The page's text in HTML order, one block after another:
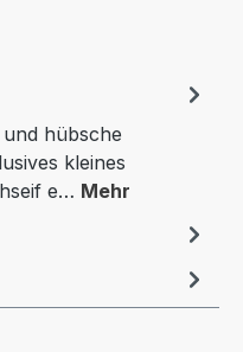
hübsche
kleines
e… Mehr